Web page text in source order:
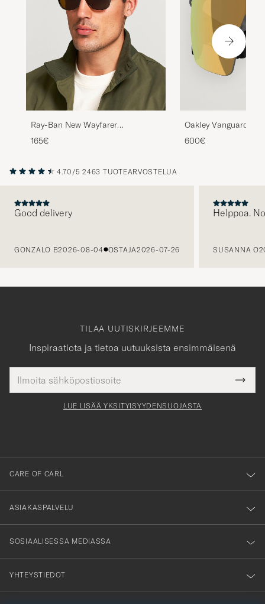
Ray-Ban New Wayfarer
Sunglasses Light Havana/Crystal
Brown
165€
Oakley Vanguard
Sunglasses Gold
600€
4.70/5 2463 TUOTEARVOSTELUA
Good delivery
GONZALO B2026-08-04 OSTAJA2026-07-26
Helppoa.
SUSANNA O
TILAA UUTISKIRJEEMME
Inspiraatiota ja tietoa uutuuksista ensimmäisenä
tieto
Tack
för
dig
till
vårt
nyhetsbrev!
LUE LISÄÄ YKSITYISYYDENSUOJASTA
CARE OF CARL
ASIAKASPALVELU
SOSIAALISESSA MEDIASSA
YHTEYSTIEDOT